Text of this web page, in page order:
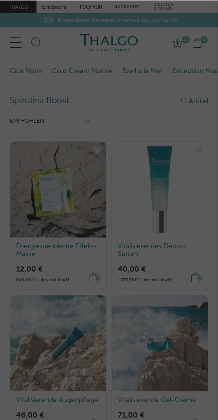
Kostenloser Versand innerhalb Deutschlands
0 0
Cica Marin Cold Cream Marine Éveil à la Mer Exception
Spirulina Boost 11 Artikel
Energiespendende Effekt-
Maske
12,00 €
600,00 € / Liter, inkl. MwSt.
Vitalisierendes Detox-
Serum
40,00 €
1.333,33 € / Liter, inkl. MwSt.
Vitalisierende Augenpflege
46,00 €
Vitalisierende Gel-Creme
71,00 €